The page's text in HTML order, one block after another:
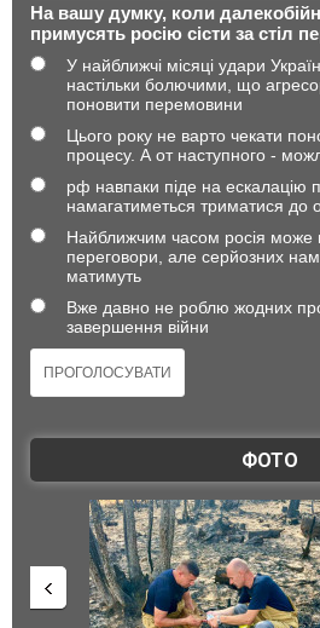
На вашу думку, коли
примусять росію сісти за стіл
У найближчі місяці удари
настільки болючими, що
поновити перемовини
Цього року не варто чекати
процесу. А от наступного -
рф навпаки піде на ескалацію
намагатиметься триматися до
Найближчим часом росія може
переговори, але серйозних
матимуть
Вже давно не роблю жодних
завершення війни
ФОТО